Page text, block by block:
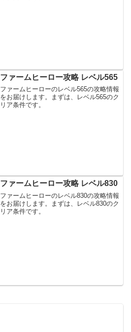
ファームヒーロー攻略 レベル565
ファームヒーローのレベル565の攻略情報
をお届けします。まずは、レベル565のク
リア条件です。
ファームヒーロー攻略 レベル830
ファームヒーローのレベル830の攻略情報
をお届けします。まずは、レベル830のク
リア条件です。